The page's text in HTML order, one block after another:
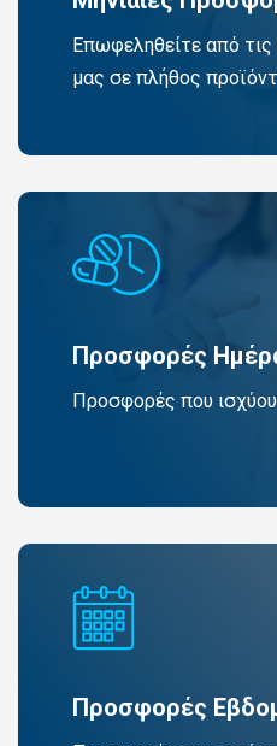
Επωφεληθείτε από
μας σε πλήθος
Προσφορές
Προσφορές που
Προσφορές